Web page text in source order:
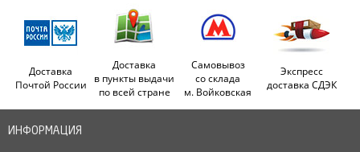
Доставка
Почтой России
Доставка
в пункты выдачи
по всей стране
Самовывоз
со склада
м. Войковская
Экспресс
доставка СДЭК
ИНФОРМАЦИЯ